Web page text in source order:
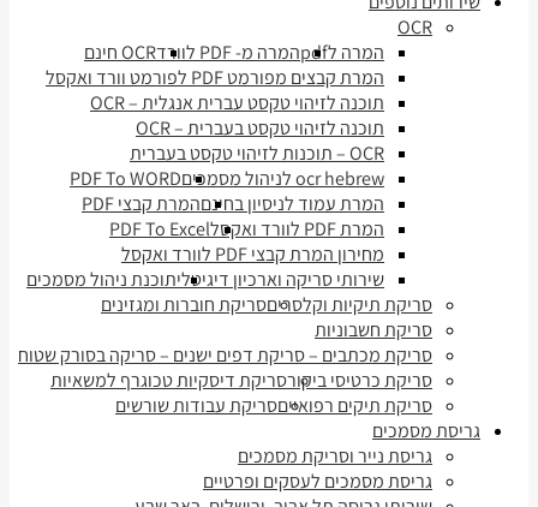
OCR
המרה לpdf
המרה מ- PDF לוורד
OCR חינם
המרת קבצים מפורמט PDF לפורמט וורד ואקסל
תוכנה לזיהוי טקסט עברית אנגלית – OCR
תוכנה לזיהוי טקסט בעברית – OCR
OCR – תוכנות לזיהוי טקסט בעברית
ocr hebrew לניהול מסמכים
PDF To WORD
המרת עמוד לניסיון בחינםהמרת קבצי PDF
המרת PDF לוורד ואקסל
PDF To Excel
מחירון המרת קבצי PDF לוורד ואקסל
שירותי סריקה וארכיון דיגיטליתוכנת ניהול מסמכים
סריקת תיקיות וקלסריםסריקת חוברות ומגזינים
סריקת חשבוניות
סריקת מכתבים – סריקת דפים ישנים – סריקה בסורק שטוח
סריקת כרטיסי ביקורסריקת דיסקיות טכוגרף למשאיות
סריקת תיקים רפואייםסריקת עבודות שורשים
גריסת מסמכים
גריסת נייר וסריקת מסמכים
גריסת מסמכים לעסקים ופרטיים